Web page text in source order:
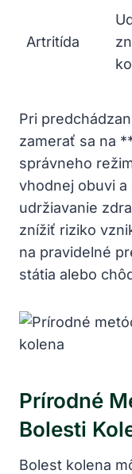
Artritída
Pri
zamerať sa na
správneho
vhodnej obuvi
udržiavanie
znížiť riziko
na pravidelné
státia alebo
Prírodné
Bolesti
Bolest kolena